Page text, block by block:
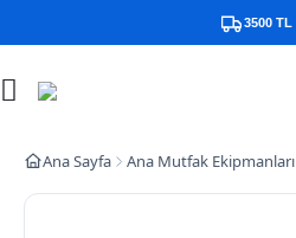
3500 TL
Ana Sayfa Ana Mutfak Ekipmanları